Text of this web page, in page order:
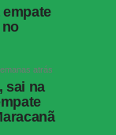
atrás
sai na